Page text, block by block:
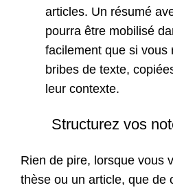
articles. Un résumé
pourra être mobilisé
facilement que si vous
bribes de texte,
leur contexte.
Structurez vos
Rien de pire, lorsque vous
thèse ou un article, que de